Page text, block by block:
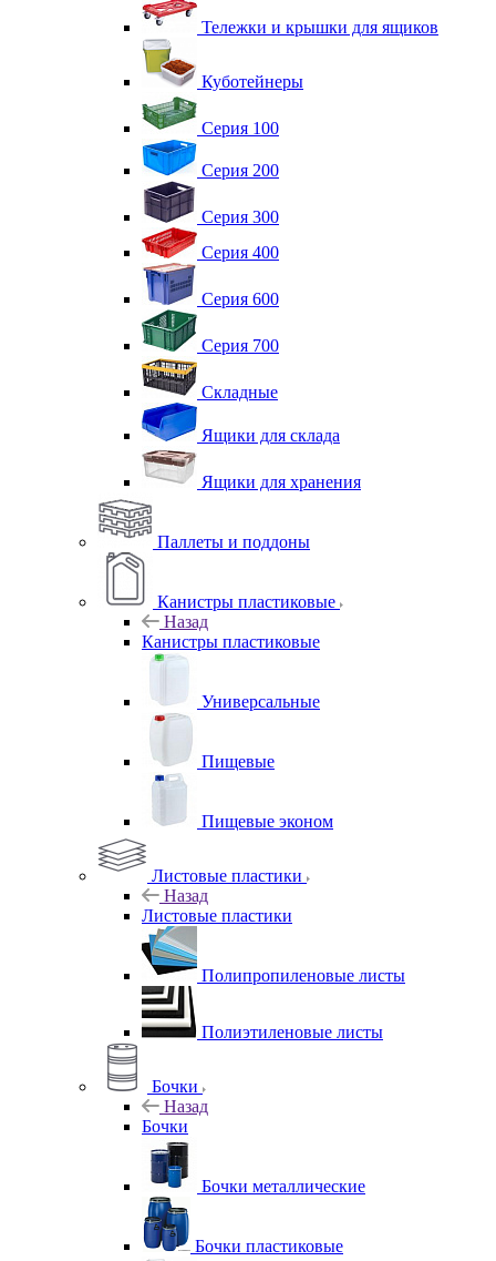
Тележки и крышки для ящиков
Куботейнеры
Серия 100
Серия 200
Серия 300
Серия 400
Серия 600
Серия 700
Складные
Ящики для склада
Ящики для хранения
Паллеты и поддоны
Канистры пластиковые
Назад
Канистры пластиковые
Универсальные
Пищевые
Пищевые эконом
Листовые пластики
Назад
Листовые пластики
Полипропиленовые листы
Полиэтиленовые листы
Бочки
Назад
Бочки
Бочки металлические
Бочки пластиковые